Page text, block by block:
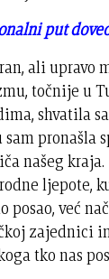
put
ali upravo
točnije u
shvatila
pronašla
kraja.
ljepote,
već
zajednici
tko nas